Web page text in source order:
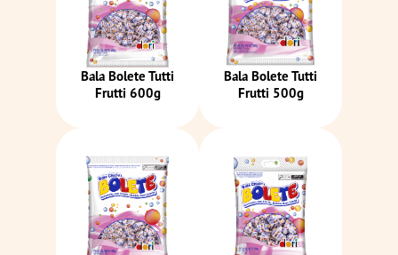
Bala Bolete Tutti
Frutti 600g
Bala Bolete Tutti
Frutti 500g